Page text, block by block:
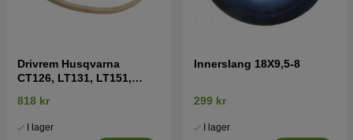
Drivrem Husqvarna
CT126, LT131, LT151,
818 kr
I lager
Innerslang 18X9,5-8
299 kr
I lager